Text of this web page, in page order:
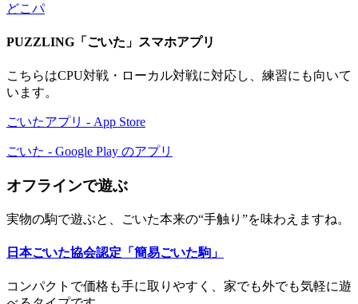
どこパ
PUZZLING「ごいた」スマホアプリ
こちらはCPU対戦・ローカル対戦に対応し、練習にも向いて
います。
‎ごいたアプリ - App Store
ごいた - Google Play のアプリ
オフラインで遊ぶ
実物の駒で遊ぶと、ごいた本来の“手触り”を味わえますね。
日本ごいた協会認定「簡易ごいた駒」
コンパクトで価格も手に取りやすく、家でも外でも気軽に遊